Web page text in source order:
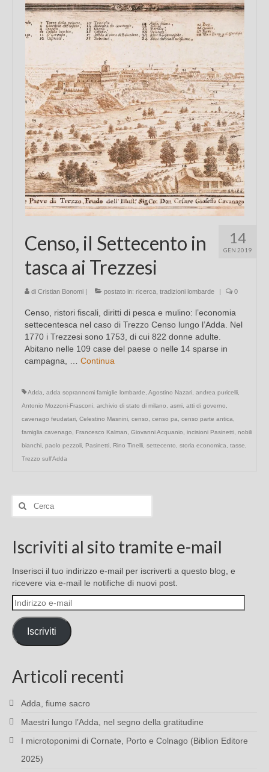
Chi sono
Contatti
14
GEN 2019
Censo, il Settecento in
tasca ai Trezzesi
di Cristian Bonomi | postato in: ricerca tradizioni lombarde | 0
Censo, ristori fiscali, diritti di pesca e mulino: l’economia
settecentesca nel caso di Trezzo Censo lungo l’Adda. Nel
1770 i Trezzesi sono 1753, di cui 822 donne adulte.
Abitano nelle 109 case del paese o nelle 14 sparse in
campagna, … Continua
Adda adda soprannomi famiglie lombarde Agostino Nazari andrea puricelli
Antonio Mozzoni-Frasconi archivio di stato di milano asmi atti di governo
cavenago feudatari Celestino Masnini censo censo pa censo parte antica
famiglia cavenago
Francesco Kalman Giovanni Acquanio incisioni Pasinetti nobili
bianchi paolo pezzoli Pasinetti Rino Tinelli settecento storia economica tasse
Trezzo sull'Adda
Cerca:
Iscriviti al sito tramite e-mail
Inserisci il tuo indirizzo e-mail per iscriverti a questo blog, e
ricevere via e-mail le notifiche di nuovi post.
Indirizzo
e-
mail
Iscriviti
Articoli recenti
Adda, fiume sacro
Maestri lungo l’Adda, nel segno della gratitudine
I microtoponimi di Cornate, Porto e Colnago (Biblion Editore
2025)